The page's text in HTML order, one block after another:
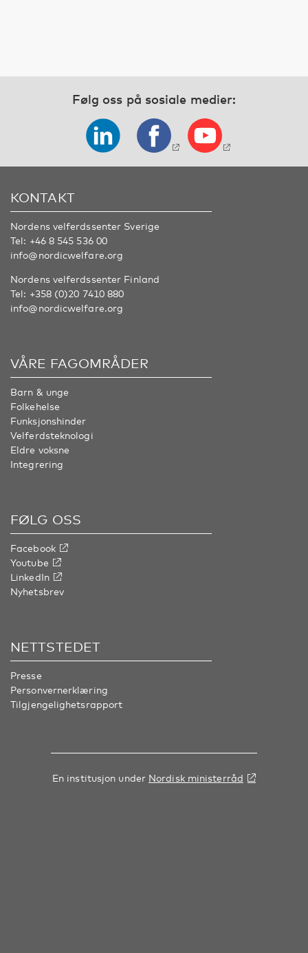
Følg oss på sosiale medier:
KONTAKT
Nordens velferdssenter Sverige
Tel: +46 8 545 536 00
info@nordicwelfare.org
Nordens velferdssenter Finland
Tel: +358 (0)20 7410 880
info@nordicwelfare.org
VÅRE FAGOMRÅDER
Barn & unge
Folkehelse
Funksjonshinder
Velferdsteknologi
Eldre voksne
Integrering
FØLG OSS
Facebook
Youtube
LinkedIn
Nyhetsbrev
NETTSTEDET
Presse
Personvernerklæring
Tilgjengelighetsrapport
En institusjon under Nordisk ministerråd